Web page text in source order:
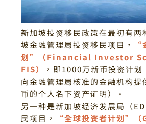
新加坡投资移民政策在最初有两
坡金融管理局投资移民项目，
“
划”（Financial Investor
FIS）
，即1000万新币投资计划
向金融管理局核准的金融机构提
币的个人名下资产证明）。
另一种是新加坡经济发展局（
民项目，
“全球投资者计划”